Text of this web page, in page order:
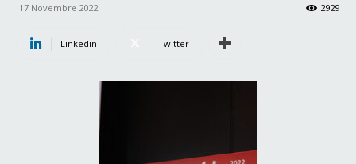
17 Novembre 2022 2929
Linkedin Twitter